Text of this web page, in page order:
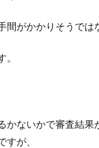
間がかかりそうでは
かないかで審査結果
すが、